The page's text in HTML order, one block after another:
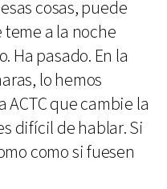
cosas, puede
a la noche
Ha pasado. En la
lo hemos
que cambie la
difícil de hablar. Si
como si fuesen